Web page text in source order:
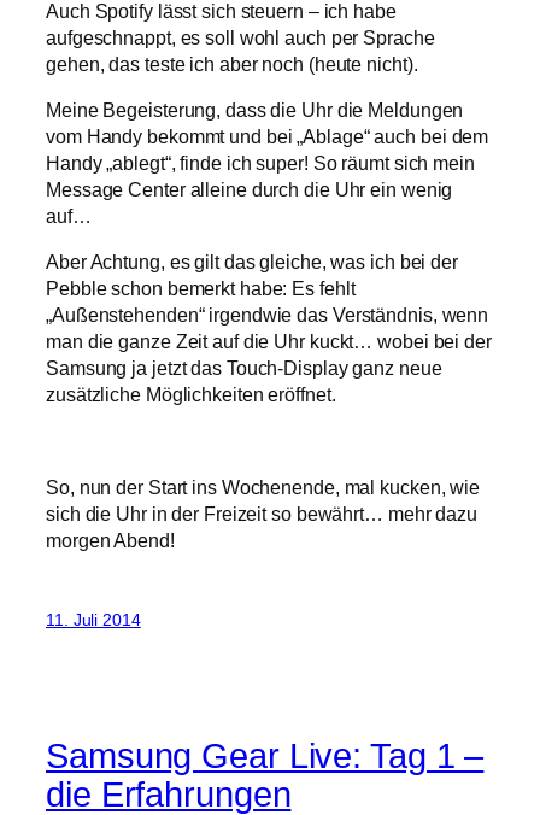
Auch Spotify lässt sich steuern – ich habe
aufgeschnappt, es soll wohl auch per Sprache
gehen, das teste ich aber noch (heute nicht).
Meine Begeisterung, dass die Uhr die Meldungen
vom Handy bekommt und bei „Ablage“ auch bei dem
Handy „ablegt“, finde ich super! So räumt sich mein
Message Center alleine durch die Uhr ein wenig
auf…
Aber Achtung, es gilt das gleiche, was ich bei der
Pebble schon bemerkt habe: Es fehlt
„Außenstehenden“ irgendwie das Verständnis, wenn
man die ganze Zeit auf die Uhr kuckt… wobei bei der
Samsung ja jetzt das Touch-Display ganz neue
zusätzliche Möglichkeiten eröffnet.
So, nun der Start ins Wochenende, mal kucken, wie
sich die Uhr in der Freizeit so bewährt… mehr dazu
morgen Abend!
11. Juli 2014
Samsung Gear Live: Tag 1 –
die Erfahrungen